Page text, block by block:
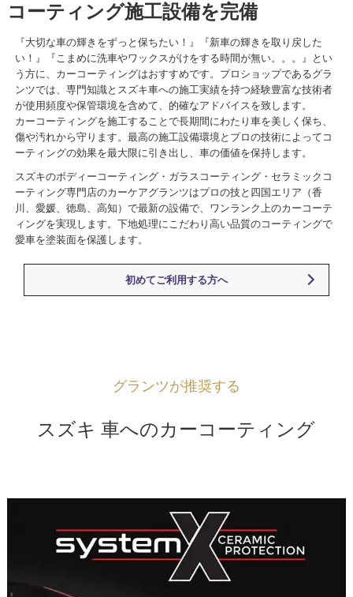
コーティング施工設備を完備
『大切な車の輝きをずっと保ちたい！』『新車の輝きを取り戻した
い！』『こまめに洗車やワックスがけをする時間が無い。。。』とい
う方に、カーコーティングはおすすめです。プロショップであるグラ
ンツでは、専門知識とスズキ車への施工実績を持つ経験豊富な技術者
が使用頻度や保管環境を含めて、的確なアドバイスを致します。
カーコーティングを施工することで長期間にわたり車を美しく保ち、
傷や汚れから守ります。最高の施工設備環境とプロの技術によってコ
ーティングの効果を最大限に引き出し、車の価値を保持します。
スズキのボディーコーティング・ガラスコーティング・セラミックコ
ーティング専門店のカーケアグランツはプロの技と四国エリア（香
川、愛媛、徳島、高知）で最新の設備で、ワンランク上のカーコーテ
ィングを実現します。下地処理にこだわり高い品質のコーティングで
愛車を塗装面を保護します。
初めてご利用する方へ
グランツが推奨する
スズキ 車へのカーコーティング